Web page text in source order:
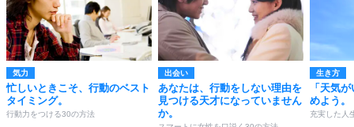
気力
忙しいときこそ、行動のベスト
タイミング。
行動力をつける30の方法
出会い
あなたは、行動をしない理由を
見つける天才になっていません
か。
生き方
「天気
めよう。
充実した人